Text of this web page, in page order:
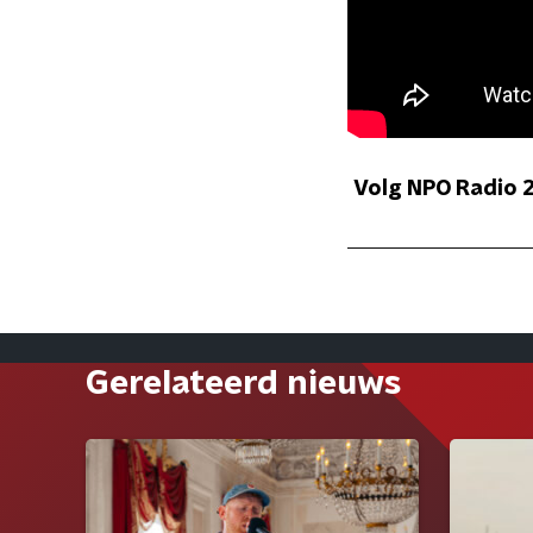
Volg NPO Radio
Gerelateerd nieuws